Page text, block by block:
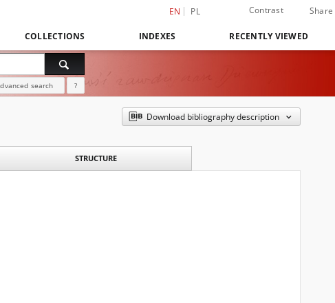
EN PL Contrast Share
COLLECTIONS INDEXES RECENTLY VIEWED
search ?
Download bibliography description
STRUCTURE